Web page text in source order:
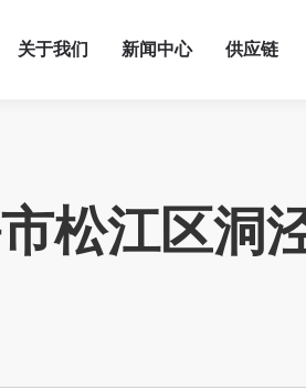
关于我们 新闻中心 供应链
松江区洞